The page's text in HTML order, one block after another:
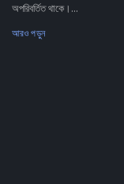
অপরিবর্তিত থাকে।...
আরও পড়ুন